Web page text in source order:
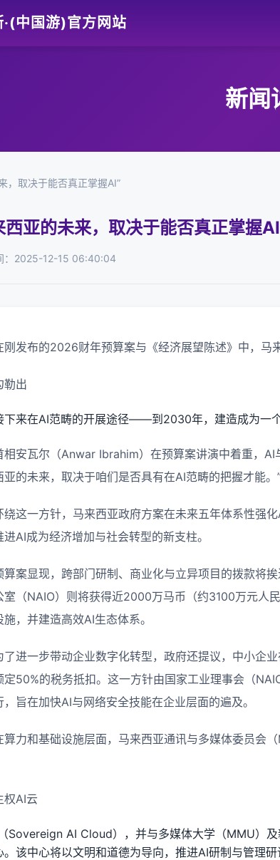
中国游)官方网站
新闻
，取决于能否真正掌握AI”
西亚的未来，取决于能否真正掌握
：2025-12-15 06:40:04
刚发布的2026财年预算案与《经济展望陈述》中，马
勒出
下来在AI范畴的开展途径——到2030年，建造成为一个
相安瓦尔（Anwar Ibrahim）在预算案讲演中着重，
亚的未来，取决于咱们是否具有在AI范畴的把握才能。
绕这一方针，马来西亚政府方案在未来五年体系性强
进AI成为经济增加与社会转型的新支柱。
算案显现，跨部门研制、商业化与立异项目的拨款将
室（NAIO）则将获得近2000万马币（约3100万元人
施，并建造高效AI生态体系。
了进一步带动企业数字化转型，政府还提议，中小企
定50%的税务抵扣。这一方针由国家工业理事会（
，旨在加快AI与网络安全技能在企业层面的遍及。
算力和基础设施层面，马来西亚通讯与多媒体委员会
权AI云
Sovereign AI Cloud），并与多媒体大学（MMU）
。该中心将以文明和道德为导向，推进AI研制与管理